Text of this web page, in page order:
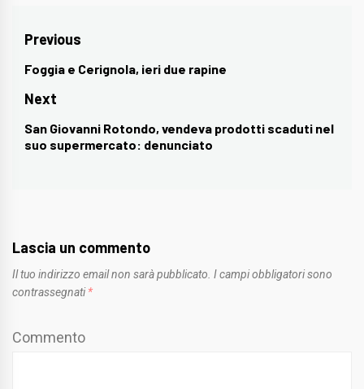
Navigazione
articoli
Previous
Previous
post:
Foggia e Cerignola, ieri due rapine
Next
Next
post:
San Giovanni Rotondo, vendeva prodotti scaduti nel
suo supermercato: denunciato
Lascia un commento
Il tuo indirizzo email non sarà pubblicato. I campi obbligatori sono
contrassegnati *
Commento